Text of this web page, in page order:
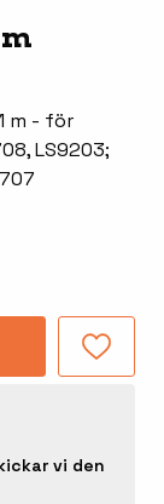
m - för
LS9203;
vi den